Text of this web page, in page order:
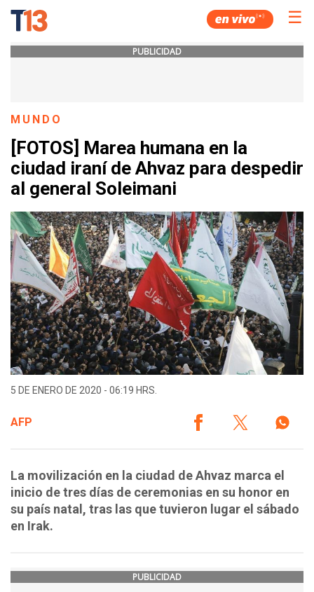
☰
PUBLICIDAD
MUNDO
[FOTOS] Marea humana en la
ciudad iraní de Ahvaz para despedir
al general Soleimani
5 DE ENERO DE 2020 - 06:19 HRS.
AFP
La movilización en la ciudad de Ahvaz marca el
inicio de tres días de ceremonias en su honor en
su país natal, tras las que tuvieron lugar el sábado
en Irak.
PUBLICIDAD